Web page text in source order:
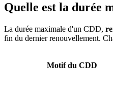
Quelle est la durée
La durée maximale d'un CDD,
fin du dernier renouvellement.
Motif du CDD